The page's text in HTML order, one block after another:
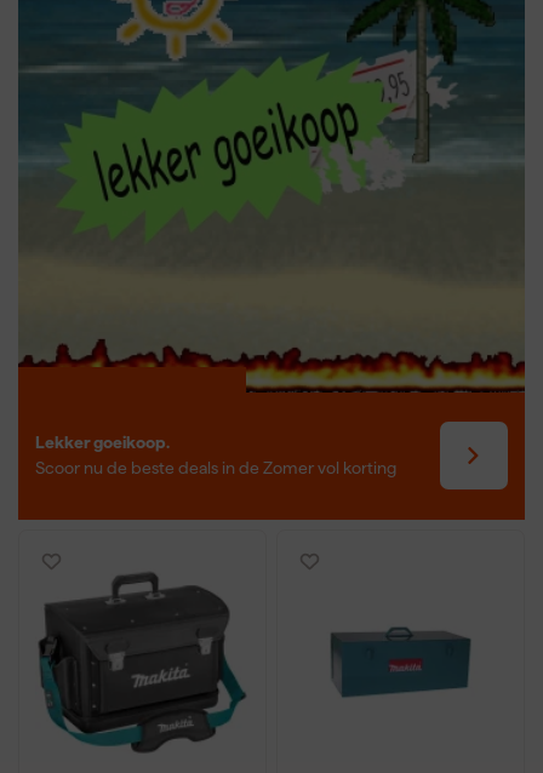
betrouwbare en professionele opslagoplossingen voor iedere
Lekker goeikoop.
Scoor nu de beste deals in de Zomer vol korting